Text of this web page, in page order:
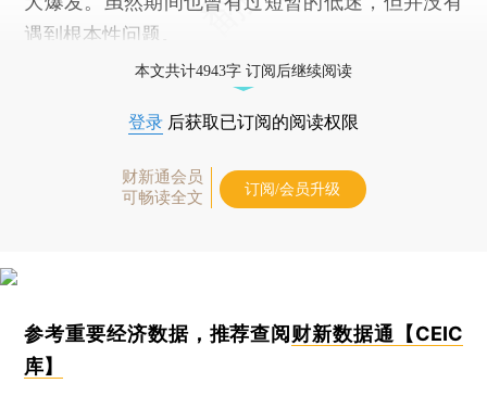
遇到根本性问题。
本文共计4943字 订阅后继续阅读
登录 后获取已订阅的阅读权限
财新通会员
可畅读全文
订阅/会员升级
参考重要经济数据，推荐查阅 财新数据通【CEIC
库】